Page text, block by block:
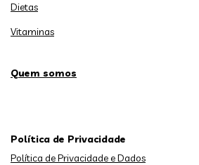
Dietas
Vitaminas
Quem somos
Política de Privacidade
Política de Privacidade e Dados